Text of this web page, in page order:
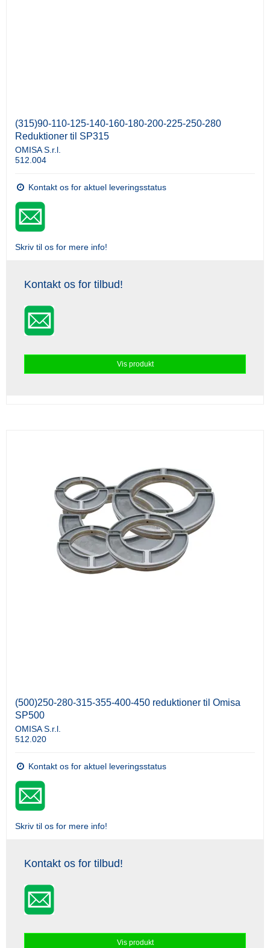
(315)90-110-125-140-160-180-200-225-250-280
Reduktioner til SP315
OMISA S.r.l.
512.004
Kontakt os for aktuel leveringsstatus
Skriv til os for mere info!
Kontakt os for tilbud!
Vis produkt
(500)250-280-315-355-400-450 reduktioner til Omisa
SP500
OMISA S.r.l.
512.020
Kontakt os for aktuel leveringsstatus
Skriv til os for mere info!
Kontakt os for tilbud!
Vis produkt